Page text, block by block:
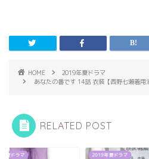
HOME
2019年夏ドラマ
あなたの番です 14話 衣装【西野七瀬着用
RELATED POST
2019年夏ドラマ